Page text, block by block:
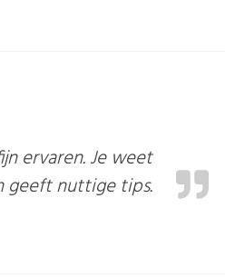
ervaren. Je weet
geeft nuttige tips.